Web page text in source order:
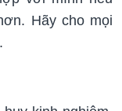
Hãy cho mọi